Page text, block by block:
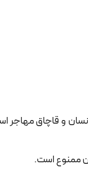
و قاچاق مهاجر
ممنوع است.